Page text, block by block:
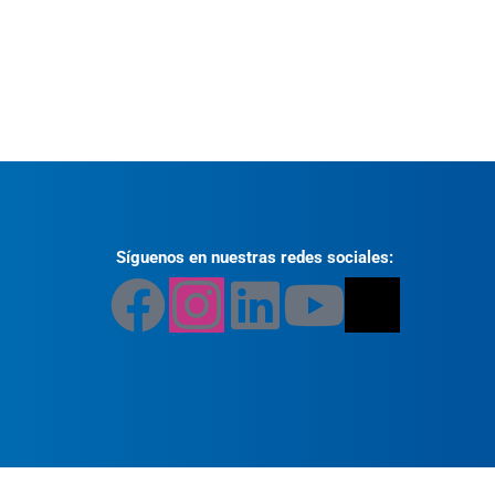
Síguenos en nuestras redes sociales: